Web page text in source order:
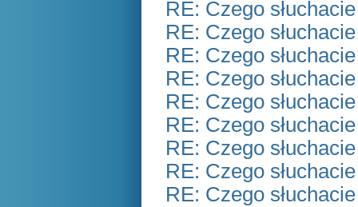
RE: Czego
RE: Czego
RE: Czego
RE: Czego
RE: Czego
RE: Czego
RE: Czego
RE: Czego
RE: Czego